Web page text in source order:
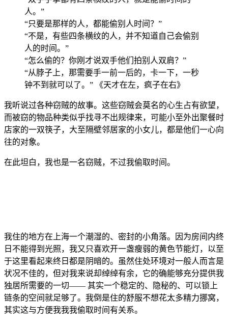
人。”
“只要是那样的人，都能偷别人时间？”
“不是，有些四条横纹的人，并不知道自己会偷别
人的时间。”
“怎么偷的？你刚才说双手他们拍别人双肩？”
“从脖子上，那需要手一前一后的，卡一下，一秒
钟不到就可以了。”
《天才在左，疯子在右》
我听说过各种窃贼的故事。这些窃贼会莫名的心生占有欲望，
而被窃的物品种类似乎找寻不出规律来，可能小至外出聚餐时
店家的一双筷子，大至隔壁邻居家的小女儿，都是他们一心向
往的对象。
在此坦白，我也是一名窃贼，不过我偷取时间。
我住的地方在上海一个潮湿的、密封的小角落。因为房间内终
日不能得到光照，我又只喜欢开一盏瘦弱的黄色节能灯，以至
于这里看起来终日都是阴暗的。虽然住处环境对一般人而言是
状况不佳的，但对我来说却绰绰有余，它的确能够充分提供我
独居所需要的一切—— 其实一个稳定的、隐秘的、可以锁上
链条的空间就足够了。我倒是住的舒服不想花太多精力挪窝，
其实这与方便我我我偷取时间有关系。